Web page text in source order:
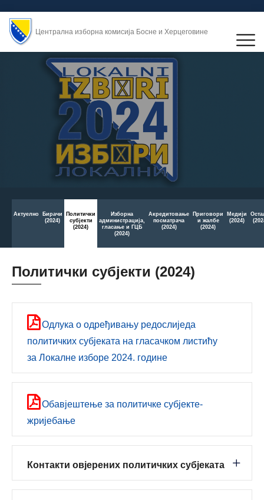
Централна изборна комисија Босне и Херцеговине
Актуелно
Бирачи
(2024)
Политички
субјекти
(2024)
Изборна
администрација,
гласање и ГЦБ
(2024)
Aкредитовање
посматрача
(2024)
Приговори
и жалбе
(2024)
Медији
(2024)
Политички субјекти (2024)
Одлука о одређивању редослиједа
политичких субјеката на гласачком листићу
за Локалне изборе 2024. године
Обавјештење за политичке субјекте-
жријебање
Контакти овјерених политичких субјеката